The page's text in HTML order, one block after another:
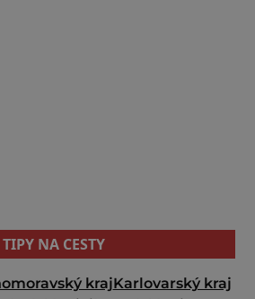
TIPY NA CESTY
krajKarlovarský kraj